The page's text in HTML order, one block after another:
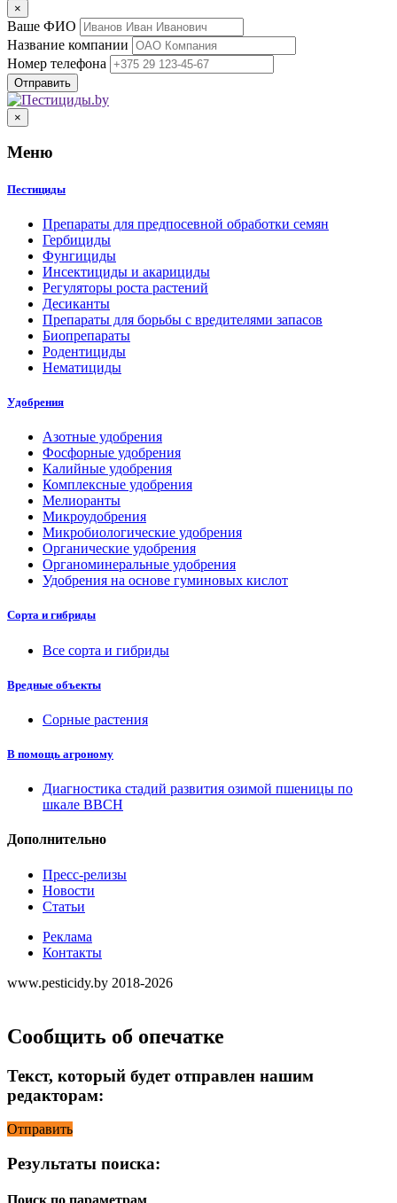
×
Ваше ФИО
Название компании
Номер телефона
×
Меню
Пестициды
Препараты для предпосевной обработки семян
Гербициды
Фунгициды
Инсектициды и акарициды
Регуляторы роста растений
Десиканты
Препараты для борьбы с вредителями запасов
Биопрепараты
Родентициды
Нематициды
Удобрения
Азотные удобрения
Фосфорные удобрения
Калийные удобрения
Комплексные удобрения
Мелиоранты
Микроудобрения
Микробиологические удобрения
Органические удобрения
Органоминеральные удобрения
Удобрения на основе гуминовых кислот
Сорта и гибриды
Все сорта и гибриды
Вредные объекты
Сорные растения
В помощь агроному
Диагностика стадий развития озимой пшеницы по
шкале ВВСН
Дополнительно
Пресс-релизы
Новости
Статьи
Реклама
Контакты
www.pesticidy.by 2018-2026
Сообщить об опечатке
Текст, который будет отправлен нашим
редакторам:
Отправить
Результаты поиска: